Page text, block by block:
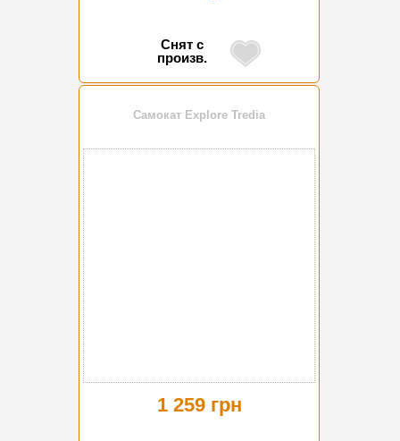
Снят с
произв.
Самокат Explore Tredia
1 259 грн